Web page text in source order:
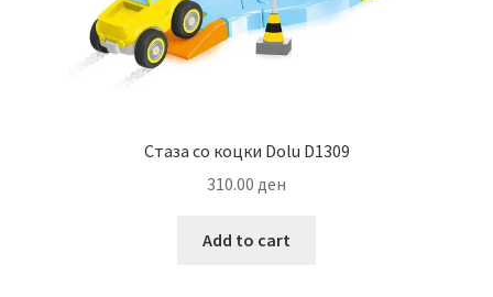
Стаза со коцки Dolu D1309
310.00 ден
Add to cart